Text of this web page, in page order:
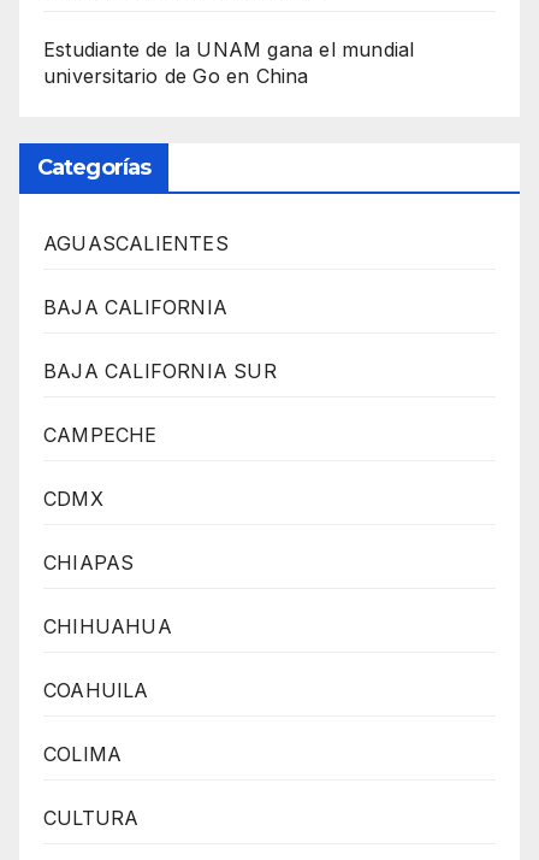
Estudiante de la UNAM gana el mundial
universitario de Go en China
Categorías
AGUASCALIENTES
BAJA CALIFORNIA
BAJA CALIFORNIA SUR
CAMPECHE
CDMX
CHIAPAS
CHIHUAHUA
COAHUILA
COLIMA
CULTURA